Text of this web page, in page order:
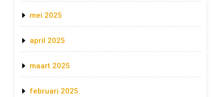
mei 2025
april 2025
maart 2025
februari 2025